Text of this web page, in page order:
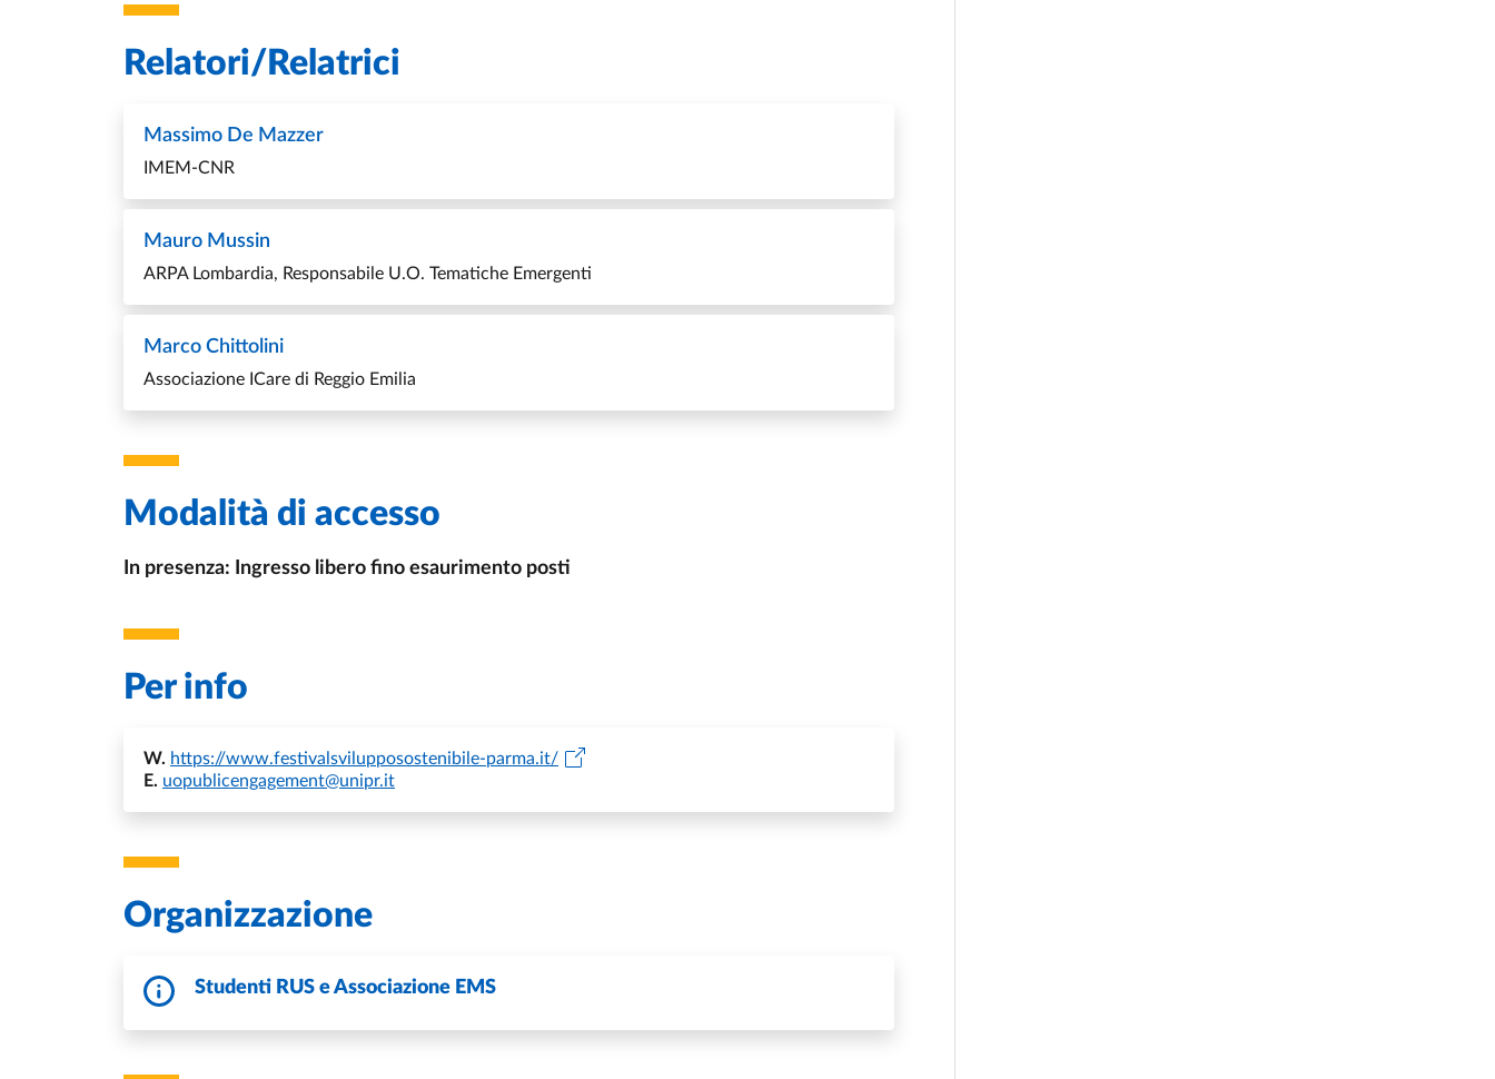
Relatori/Relatrici
Massimo De Mazzer
IMEM-CNR
Mauro Mussin
ARPA Lombardia, Responsabile U.O. Tematiche Emergenti
Marco Chittolini
Associazione ICare di Reggio Emilia
Modalità di accesso
In presenza: Ingresso libero fino esaurimento posti
Per info
W. https://www.festivalsvilupposostenibile-parma.it/
E. uopublicengagement@unipr.it
Organizzazione
Studenti RUS e Associazione EMS